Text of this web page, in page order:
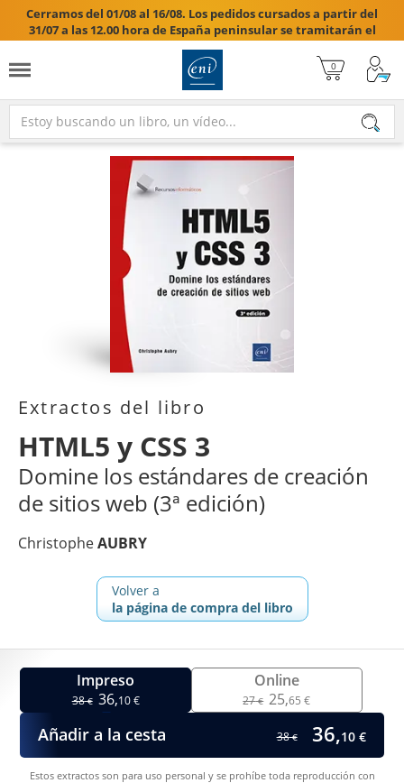
Cerramos del 01/08 al 16/08. Los pedidos cursados a partir del
31/07 a las 12.00 hora de España peninsular se tramitarán el
17/08/2026.

Extractos del libro
HTML5 y CSS 3
Domine los estándares de creación
de sitios web (3ª edición)
ChristopheAUBRY
Volver a
la página de compra del libro
Impreso
38€ 36,10 €
Online
27€ 25,65 €
Añadir a la cesta 38€ 36,10 €
Estos extractos son para uso personal y se prohíbe toda reproducción con